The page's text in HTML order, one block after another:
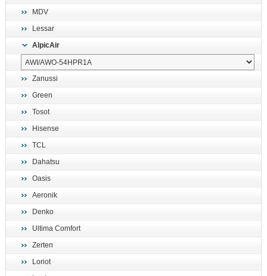
MDV
Lessar
AlpicAir
Zanussi
Green
Tosot
Hisense
TCL
Dahatsu
Oasis
Aeronik
Denko
Ultima Comfort
Zerten
Loriot